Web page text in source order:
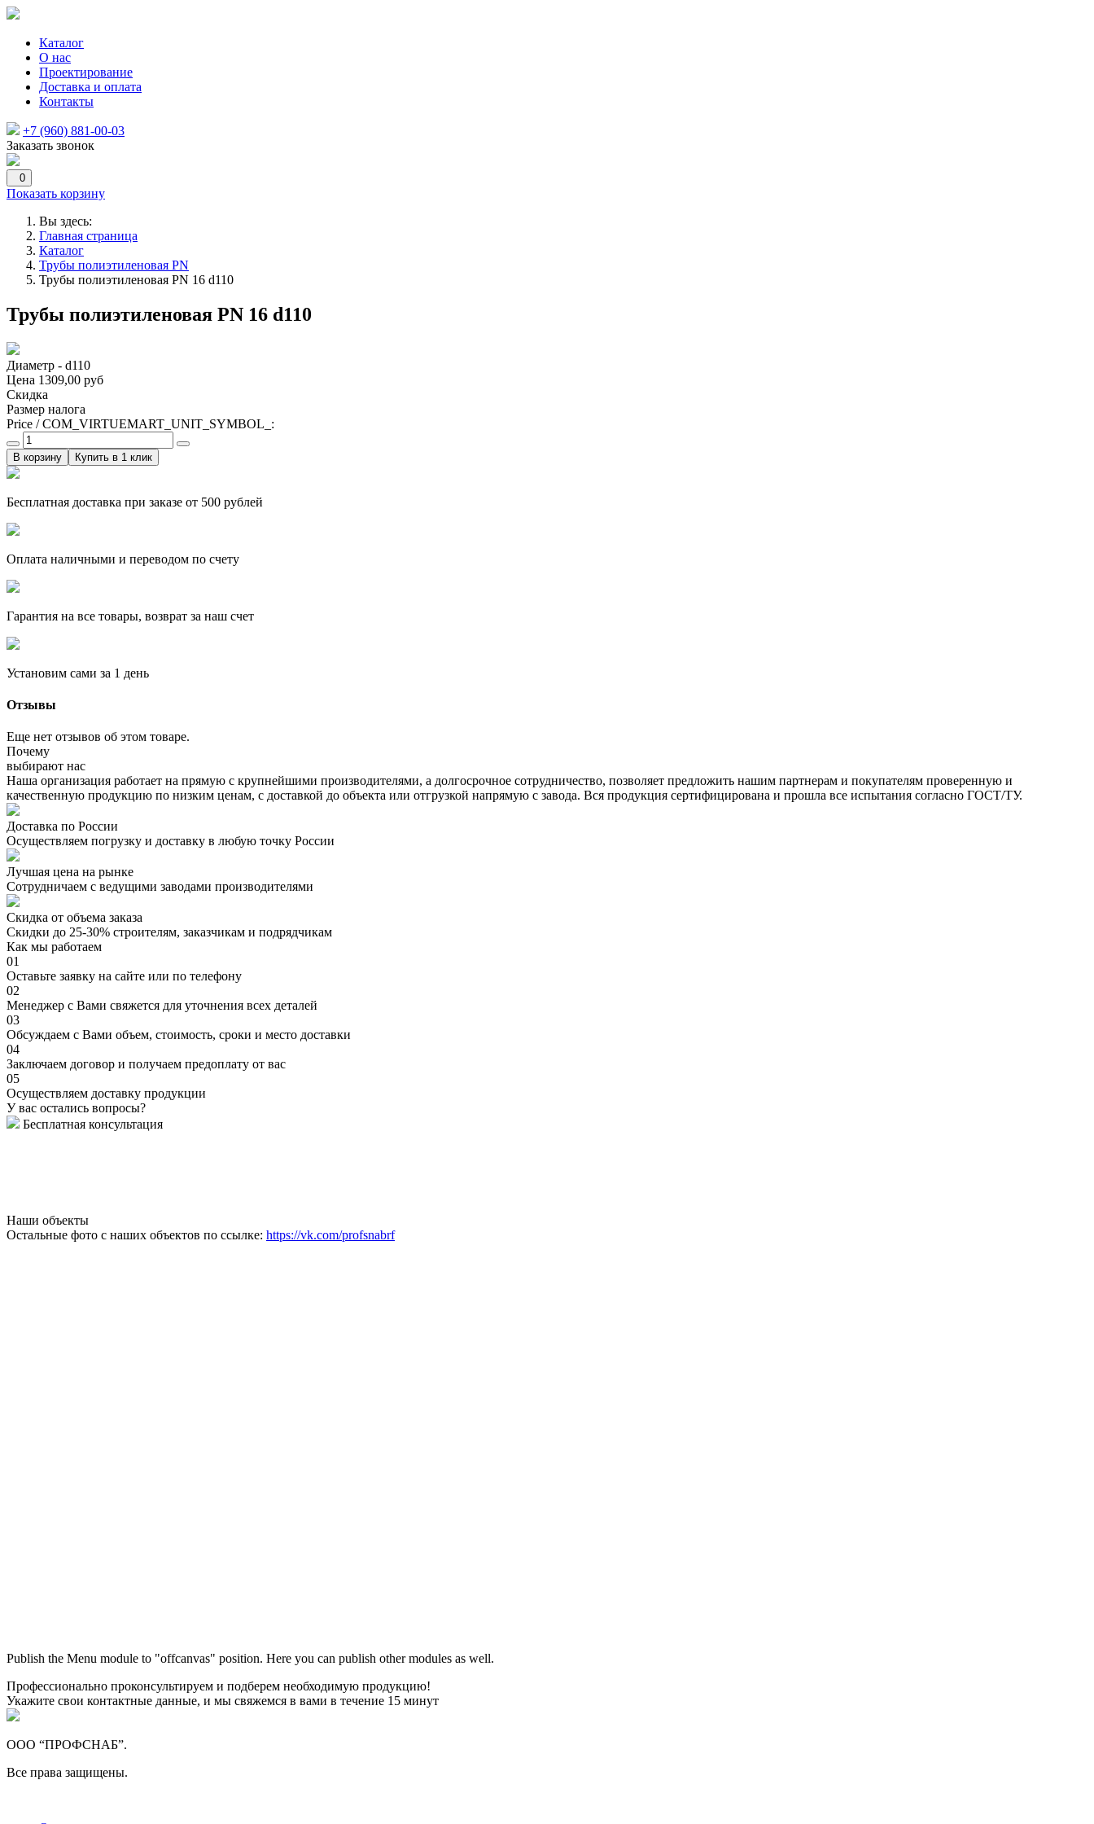
Каталог
О нас
Проектирование
Доставка и оплата
Контакты
+7 (960) 881-00-03
Заказать звонок
0
Показать корзину
Вы здесь:
Главная страница
Каталог
Трубы полиэтиленовая PN
Трубы полиэтиленовая PN 16 d110
Трубы полиэтиленовая PN 16 d110
Диаметр - d110
Цена 1309,00 руб
Скидка
Размер налога
Price / COM_VIRTUEMART_UNIT_SYMBOL_:
Купить в 1 клик
Бесплатная доставка при заказе от 500 рублей
Оплата наличными и переводом по счету
Гарантия на все товары, возврат за наш счет
Установим сами за 1 день
Отзывы
Еще нет отзывов об этом товаре.
Почему
выбирают нас
Наша организация работает на прямую с крупнейшими производителями, а долгосрочное сотрудничество, позволяет предложить нашим партнерам и покупателям проверенную и
качественную продукцию по низким ценам, с доставкой до объекта или отгрузкой напрямую с завода. Вся продукция сертифицирована и прошла все испытания согласно ГОСТ/ТУ.
Доставка по России
Осуществляем погрузку и доставку в любую точку России
Лучшая цена на рынке
Сотрудничаем с ведущими заводами производителями
Скидка от объема заказа
Скидки до 25-30% строителям, заказчикам и подрядчикам
Как мы работаем
01
Оставьте заявку на сайте или по телефону
02
Менеджер с Вами свяжется для уточнения всех деталей
03
Обсуждаем с Вами объем, стоимость, сроки и место доставки
04
Заключаем договор и получаем предоплату от вас
05
Осуществляем доставку продукции
У вас остались вопросы?
Бесплатная консультация
Наши объекты
Остальные фото с наших объектов по ссылке: https://vk.com/profsnabrf
Publish the Menu module to "offcanvas" position. Here you can publish other modules as well.
Профессионально проконсультируем и подберем необходимую продукцию!
Укажите свои контактные данные, и мы свяжемся в вами в течение 15 минут
ООО “ПРОФСНАБ”.
Все права защищены.